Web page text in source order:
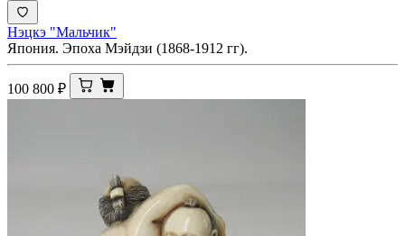
Нэцкэ "Мальчик"
Япония. Эпоха Мэйдзи (1868-1912 гг).
100 800 ₽